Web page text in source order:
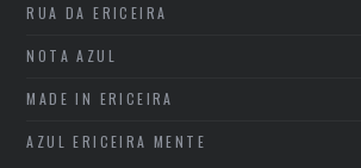
RUA DA ERICEIRA
NOTA AZUL
MADE IN ERICEIRA
AZUL ERICEIRA MENTE